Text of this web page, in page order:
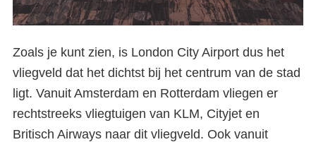
Zoals je kunt zien, is London City Airport dus het
vliegveld dat het dichtst bij het centrum van de stad
ligt. Vanuit Amsterdam en Rotterdam vliegen er
rechtstreeks vliegtuigen van KLM, Cityjet en
Britisch Airways naar dit vliegveld. Ook vanuit